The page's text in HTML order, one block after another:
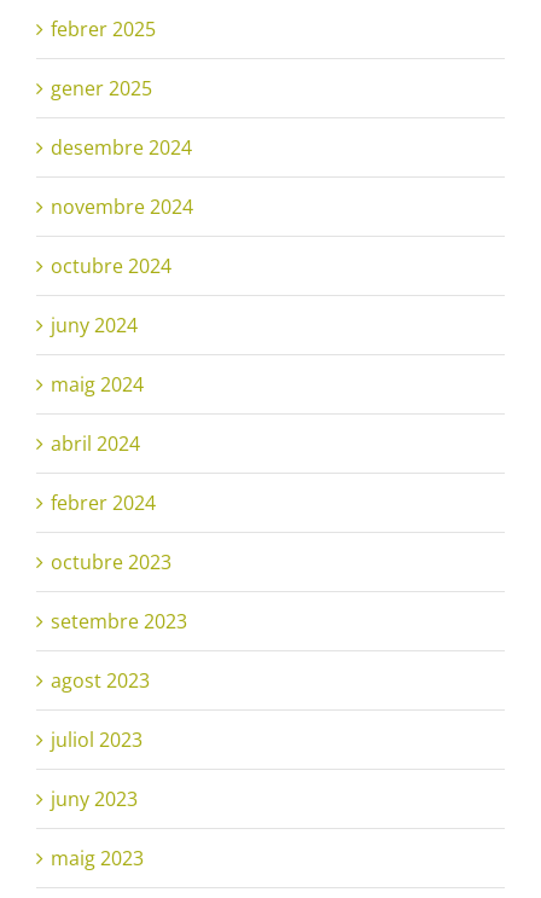
febrer 2025
gener 2025
desembre 2024
novembre 2024
octubre 2024
juny 2024
maig 2024
abril 2024
febrer 2024
octubre 2023
setembre 2023
agost 2023
juliol 2023
juny 2023
maig 2023